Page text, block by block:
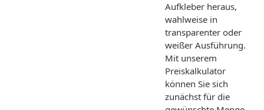
Aufkleber heraus,
wahlweise in
transparenter oder
weißer Ausführung.
Mit unserem
Preiskalkulator
können Sie sich
zunächst für die